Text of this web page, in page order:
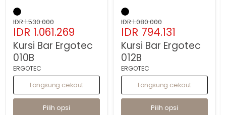
Kursi
Bar
Ergotec
010B
Harga
asli
IDR 1.530.000
Harga
sekarang
IDR 1.061.269
Kursi Bar Ergotec
010B
ERGOTEC
Langsung cekout
Pilih opsi
Kursi
Bar
Ergotec
012B
Harga
asli
IDR 1.080.000
Harga
sekarang
IDR 794.131
Kursi Bar Ergotec
012B
ERGOTEC
Langsung cekout
Pilih opsi